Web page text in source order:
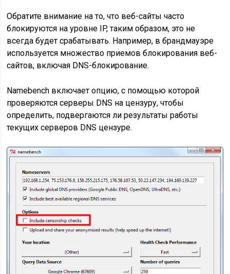
Обратите внимание на то, что веб-сайты часто
блокируются на уровне IP, таким образом, это не
всегда будет срабатывать. Например, в брандмауэре
используется множество приемов блокирования веб-
сайтов, включая DNS-блокирование.
Namebench включает опцию, с помощью которой
проверяются серверы DNS на цензуру, чтобы
определить, подвергаются ли результаты работы
текущих серверов DNS цензуре.